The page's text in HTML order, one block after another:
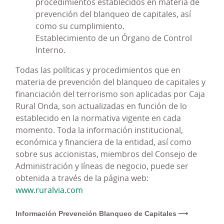
prevención del blanqueo de capitales, así
como su cumplimiento.
Establecimiento de un Órgano de Control
Interno.
Todas las políticas y procedimientos que en
materia de prevención del blanqueo de capitales y
financiación del terrorismo son aplicadas por Caja
Rural Onda, son actualizadas en función de lo
establecido en la normativa vigente en cada
momento. Toda la información institucional,
económica y financiera de la entidad, así como
sobre sus accionistas, miembros del Consejo de
Administración y líneas de negocio, puede ser
obtenida a través de la página web:
www.ruralvia.com
Información Prevención Blanqueo de Capitales
Actuarconforme a las leyes y normas
vigentes , así como al Código de Conducta, a
los principios de actuación y a las políticas y
procedimientos internos desarrollados.
"tolerancia cero"a la comisión de actos
ilícitos o fraudulentos, así como la aplicación
de los principios de ética y comportamiento
responsable.
Dotar al SGCP y al Órgano de Cumplimiento
Penal de losrecursos financieros, materiales
y humanosadecuados y suficientes para su
funcionamiento eficaz.
Definir y revisar la consecución de los
objetivosde cumplimiento penal.
Identificar las actividades
riesgos y controlesasociados a los mismos y